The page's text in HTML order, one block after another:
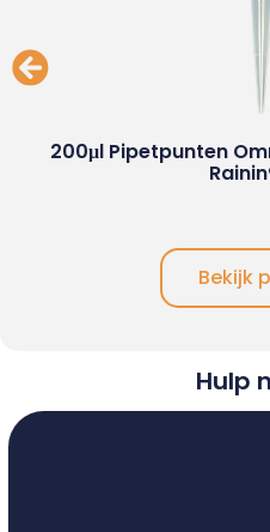
200μl Pipetpunten
Bekijk
Hulp